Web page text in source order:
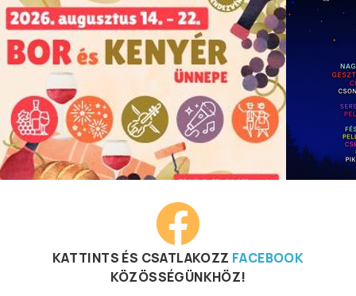
KATTINTS ÉS CSATLAKOZZ FACEBOOK
KÖZÖSSÉGÜNKHÖZ!